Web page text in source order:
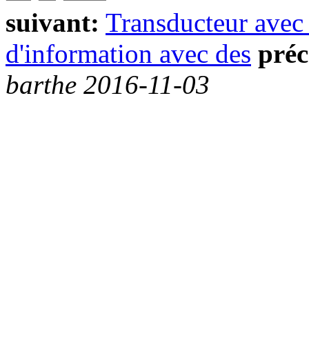
suivant: Transducteur
d'information avec des
barthe 2016-11-03